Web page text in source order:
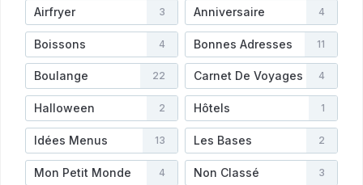
Airfryer 3 Anniversaire 4
Boissons 4 Bonnes Adresses 11
Boulange 22 Carnet De Voyages 4
Halloween 2 Hôtels 1
Idées Menus 13 Les Bases 2
Mon Petit Monde 4 Non Classé 3